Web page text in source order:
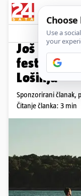
Još dva
festivala
Lošinju
Sponzorirani članak,
Čitanje članka: 3 min